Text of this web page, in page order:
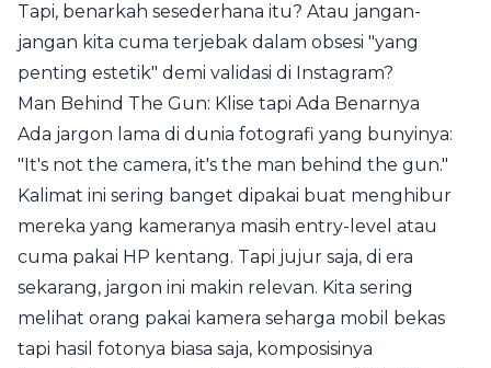
Tapi, benarkah sesederhana itu? Atau jangan-
jangan kita cuma terjebak dalam obsesi "yang
penting estetik" demi validasi di Instagram?
Man Behind The Gun: Klise tapi Ada Benarnya
Ada jargon lama di dunia fotografi yang bunyinya:
"It's not the camera, it's the man behind the gun."
Kalimat ini sering banget dipakai buat menghibur
mereka yang kameranya masih entry-level atau
cuma pakai HP kentang. Tapi jujur saja, di era
sekarang, jargon ini makin relevan. Kita sering
melihat orang pakai kamera seharga mobil bekas
tapi hasil fotonya biasa saja, komposisinya